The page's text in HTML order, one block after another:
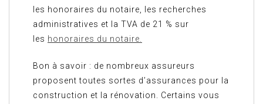
les honoraires du notaire, les recherches
administratives et la TVA de 21 % sur
les honoraires du notaire.
Bon à savoir : de nombreux assureurs
proposent toutes sortes d’assurances pour la
construction et la rénovation. Certains vous